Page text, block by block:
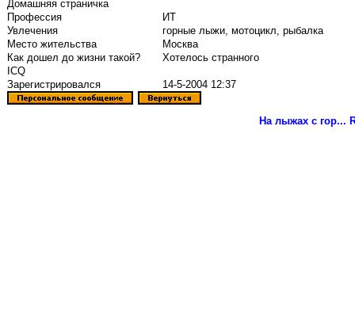
Домашняя страничка
Профессия
ИТ
Увлечения
горные лыжи, мотоцикл, рыбалка
Место жительства
Москва
Как дошел до жизни такой?
Хотелось странного
ICQ
Зарегистрировался
14-5-2004 12:37
На лыжах с гор...